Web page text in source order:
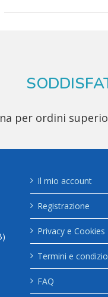
per ordini
Il mio account
Registrazione
Privacy e Cookies
Termini e
FAQ